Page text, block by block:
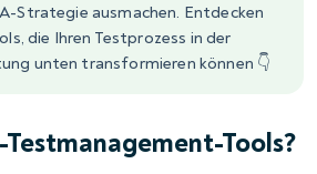
Strategie ausmachen. Entdecken
die Ihren Testprozess in der
unten transformieren können 👇
Testmanagement-Tools?